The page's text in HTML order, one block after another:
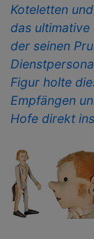
Koteletten
das ultimative
der seinen
Figur holte
Empfängen
Hofe direkt